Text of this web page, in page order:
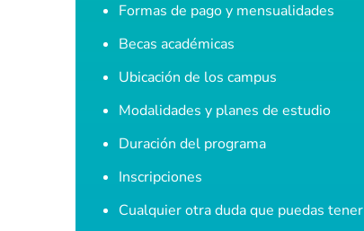
Formas de pago y mensualidades
Becas académicas
Ubicación de los campus
Modalidades y planes de estudio
Duración del programa
Inscripciones
Cualquier otra duda que puedas tener